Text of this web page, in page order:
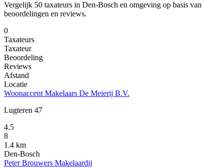
Vergelijk 50 taxateurs in Den-Bosch en omgeving op basis van
beoordelingen en reviews.
0
Taxateurs
Taxateur
Beoordeling
Reviews
Afstand
Locatie
Woonaccent Makelaars De Meierij B.V.
Lugteren 47
4.5
8
1.4 km
Den-Bosch
Peter Brouwers Makelaardij